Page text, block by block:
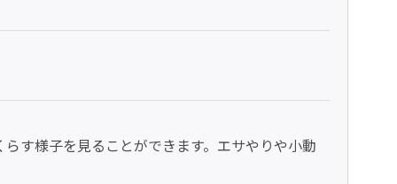
す様子を見ることができます。エサやりや小動